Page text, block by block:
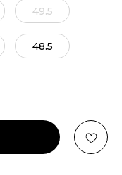
49.5
48.5